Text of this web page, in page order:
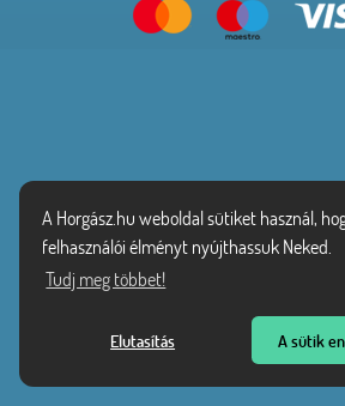
A Horgász.hu weboldal sütiket használ,
felhasználói élményt nyújthassuk Neked.
Tudj meg többet!
Elutasítás A sütik